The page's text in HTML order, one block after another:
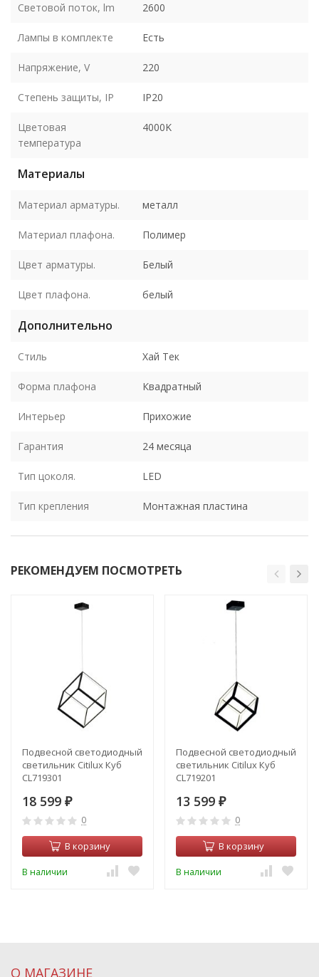
Световой поток, lm 2600
Лампы в комплекте Есть
Напряжение, V 220
Степень защиты, IP IP20
Цветовая
температура
4000K
Материалы
Материал арматуры. металл
Материал плафона. Полимер
Цвет арматуры. Белый
Цвет плафона. белый
Дополнительно
Стиль Хай Тек
Форма плафона Квадратный
Интерьер Прихожие
Гарантия 24 месяца
Тип цоколя. LED
Тип крепления Монтажная пластина
РЕКОМЕНДУЕМ ПОСМОТРЕТЬ
Подвесной светодиодный
светильник Citilux Куб
CL719301
18 599 ₽
0
В корзину
В наличии
Подвесной светодиодный
светильник Citilux Куб
CL719201
13 599 ₽
0
В корзину
В наличии
О МАГАЗИНЕ